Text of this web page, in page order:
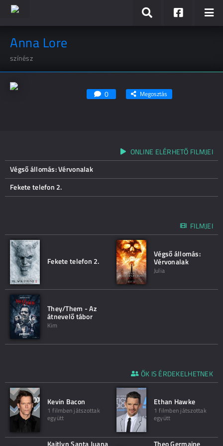
Anna Lore
színész
0 Megosztás
ONLINE ELÉRHETŐ FILMJEI
Végső állomás: Vérvonalak
Fekete telefon 2.
FILMJEI
Fekete telefon 2.
Végső állomás:
Vérvonalak
Julia
They/Them - Az
átnevelő tábor
Kim
ŐK IS ÉRDEKELHETNEK
Kevin Bacon
1 filmben játszottak
együtt
Ethan Hawke
1 filmben játszottak
együtt
Kaitlyn Santa Juana Theo Germaine